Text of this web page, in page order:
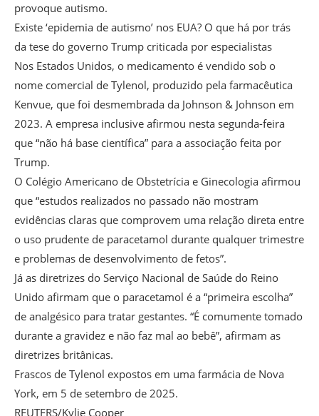
provoque autismo.
Existe ‘epidemia de autismo’ nos EUA? O que há por trás
da tese do governo Trump criticada por especialistas
Nos Estados Unidos, o medicamento é vendido sob o
nome comercial de Tylenol, produzido pela farmacêutica
Kenvue, que foi desmembrada da Johnson & Johnson em
2023. A empresa inclusive afirmou nesta segunda-feira
que “não há base científica” para a associação feita por
Trump.
O Colégio Americano de Obstetrícia e Ginecologia afirmou
que “estudos realizados no passado não mostram
evidências claras que comprovem uma relação direta entre
o uso prudente de paracetamol durante qualquer trimestre
e problemas de desenvolvimento de fetos”.
Já as diretrizes do Serviço Nacional de Saúde do Reino
Unido afirmam que o paracetamol é a “primeira escolha”
de analgésico para tratar gestantes. “É comumente tomado
durante a gravidez e não faz mal ao bebê”, afirmam as
diretrizes britânicas.
Frascos de Tylenol expostos em uma farmácia de Nova
York, em 5 de setembro de 2025.
REUTERS/Kylie Cooper